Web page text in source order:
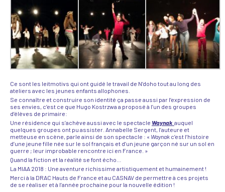
Ce sont les leitmotivs qui ont guidé le travail de N’doho tout au long des
ateliers avec les jeunes enfants allophones.
Se connaître et construire son identité ça passe aussi par l’expression de
ses envies, c’est ce que Hugo Kostrzwa a proposé à l’un des groupes
d’élèves de primaire:
Une résidence qui s’achève aussi avec le spectacle Waynak auquel
quelques groupes ont pu assister. Annabelle Sergent, l’auteure et
metteuse en scène, parle ainsi de son spectacle : « Waynak c’est l’histoire
d’une jeune fille née sur le sol français et d’un jeune garçon né sur un sol en
guerre ; leur improbable rencontre ici en France. »
Quand la fiction et la réalité se font écho…
La MIAA 2018 : Une aventure richissime artistiquement et humainement !
Merci à la DRAC Hauts de France et au CASNAV de permettre à ces projets
de se réaliser et à l’année prochaine pour la nouvelle édition !